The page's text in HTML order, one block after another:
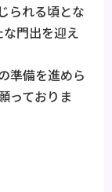
られる頃とな
門出を迎え
準備を進めら
っておりま